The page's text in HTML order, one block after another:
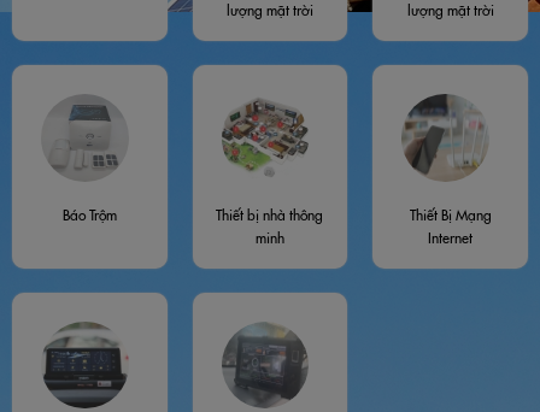
lượng mặt trời
lượng mặt trời
Báo Trộm
Thiết bị nhà thông
minh
Thiết Bị Mạng
Internet